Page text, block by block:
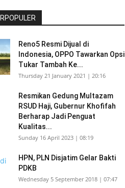
Reno5 Resmi Dijual di
Indonesia, OPPO Tawarkan Opsi
Tukar Tambah Ke...
Thursday 21 January 2021 | 20:16
Resmikan Gedung Multazam
RSUD Haji, Gubernur Khofifah
Berharap Jadi Penguat
Kualitas...
Sunday 16 April 2023 | 08:19
HPN, PLN Disjatim Gelar Bakti
PDKB
Wednesday 5 September 2018 | 07:47